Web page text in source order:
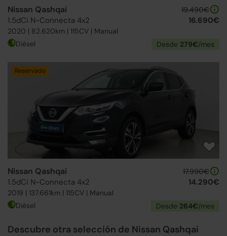
Nissan Qashqai
1.5dCi N-Connecta 4x2
2020 | 82.620km | 115CV | Manual
19.490€
16.690€
Diésel Desde 279€/mes
Reservado
Nissan Qashqai
1.5dCi N-Connecta 4x2
2019 | 137.661km | 115CV | Manual
17.990€
14.290€
Diésel Desde 264€/mes
Descubre otra selección de Nissan Qashqai